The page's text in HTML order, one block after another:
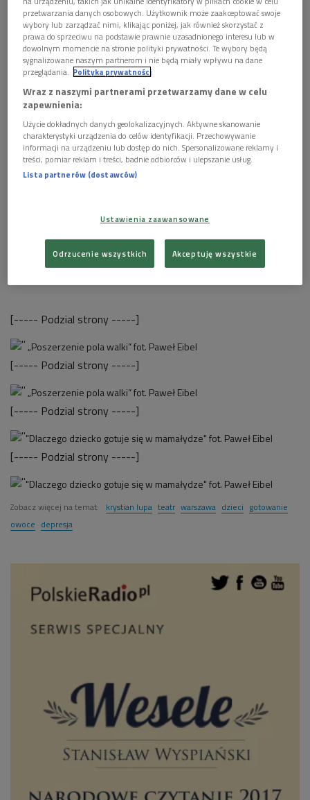
Reczek, Agnieszka Wosińska, Ewa Telega
Spektakl „Poszerzenie pola walki” powstał według powieści
Michela Houellebecqa. Jest przede wszystkim próbą złapania
doświadczenia bycia w depresji i „pisania depresji”.
W spektaklu występują: Maja Hirsch, Małgorzata Maślanka
(gościnnie), Krzysztof Ogłoza, Piotr Siwkiewicz
„Poszerzenie pola walki” fot. Paweł
[----- Podzial strony -----]
„Poszerzenie pola walki” fot. Paweł Eibel
[----- Podzial strony -----]
„Poszerzenie pola walki” fot. Paweł Eibel
[----- Podzial strony -----]
"Dlaczego dziecko gotuje się w mamałydze" fot. Paweł Eibel
[----- Podzial strony -----]
"Dlaczego dziecko gotuje się w mamałydze" fot. Paweł Eibel
Zobacz więcej na temat: krystian lupa teatr warszawa dzieci gotowanie
owoce depresja
przetwarzania danych osobowych. Użytkownik może zaakceptować swoje
wybory lub zarządzać nimi, klikając poniżej, jak również skorzystać z
prawa do sprzeciwu na podstawie prawnie uzasadnionego interesu lub w
dowolnym momencie na stronie polityki prywatności. Te wybory będą
sygnalizowane naszym partnerom i nie będą miały wpływu na dane
przeglądania. Polityka prywatności
Wraz z naszymi partnerami przetwarzamy dane w celu
zapewnienia:
Użycie dokładnych danych geolokalizacyjnych. Aktywne skanowanie
charakterystyki urządzenia do celów identyfikacji. Przechowywanie
informacji na urządzeniu lub dostęp do nich. Spersonalizowane reklamy i
treści, pomiar reklam i treści, badnie odbiorców i ulepszanie usług.
Lista partnerów (dostawców)
Ustawienia zaawansowane
Odrzucenie wszystkich Akceptuję wszystkie